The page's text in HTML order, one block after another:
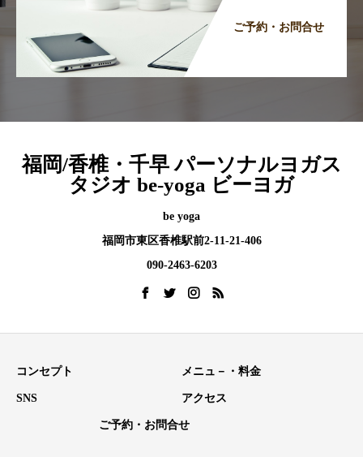
ご予約・お問合せ
福岡/香椎・千早 パーソナルヨガス
タジオ be-yoga ビーヨガ
be yoga
福岡市東区香椎駅前2-11-21-406
090-2463-6203
コンセプト メニュ－・料金
SNS アクセス
ご予約・お問合せ